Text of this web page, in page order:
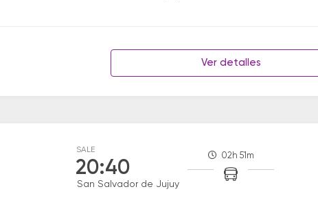
Ver detalles
SALE
20:40
San Salvador de Jujuy
02h 51m